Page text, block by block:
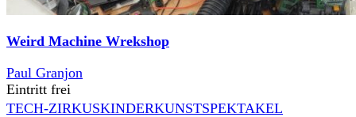
Weird Machine Wrekshop
Paul Granjon
Eintritt frei
TECH-ZIRKUSKINDERKUNSTSPEKTAKEL